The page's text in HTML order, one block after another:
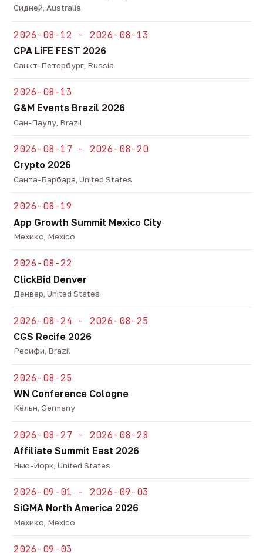
Сидней, Australia
2026-08-12 - 2026-08-13
CPA LiFE FEST 2026
Санкт-Петербург, Russia
2026-08-13
G&M Events Brazil 2026
Сан-Паулу, Brazil
2026-08-17 - 2026-08-20
Crypto 2026
Санта-Барбара, United States
2026-08-19
App Growth Summit Mexico City
Мехико, Mexico
2026-08-22
ClickBid Denver
Денвер, United States
2026-08-24 - 2026-08-25
CGS Recife 2026
Ресифи, Brazil
2026-08-25
WN Conference Cologne
Кёльн, Germany
2026-08-27 - 2026-08-28
Affiliate Summit East 2026
Нью-Йорк, United States
2026-09-01 - 2026-09-03
SiGMA North America 2026
Мехико, Mexico
2026-09-03